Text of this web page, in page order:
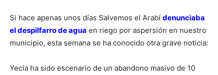
Si hace apenas unos días Salvemos el Arabí denunciaba
el despilfarro de agua en riego por aspersión en nuestro
municipio, esta semana se ha conocido otra grave noticia:
Yecla ha sido escenario de un abandono masivo de 10